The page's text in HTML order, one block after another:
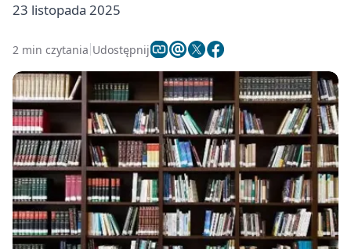
23 listopada 2025
2 min czytania Udostępnij